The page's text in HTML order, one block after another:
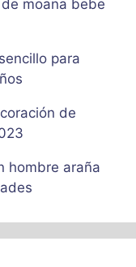
moana bebe
para
de
hombre araña